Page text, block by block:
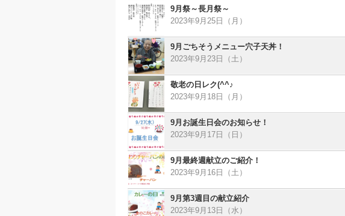
9月祭～長月祭～
2023年9月25日（月）
9月ごちそうメニュー穴子天丼！
2023年9月23日（土）
敬老の日レク(^^♪
2023年9月18日（月）
9月お誕生日会のお知らせ！
2023年9月17日（日）
9月最終週献立のご紹介！
2023年9月16日（土）
9月第3週目の献立紹介
2023年9月13日（水）